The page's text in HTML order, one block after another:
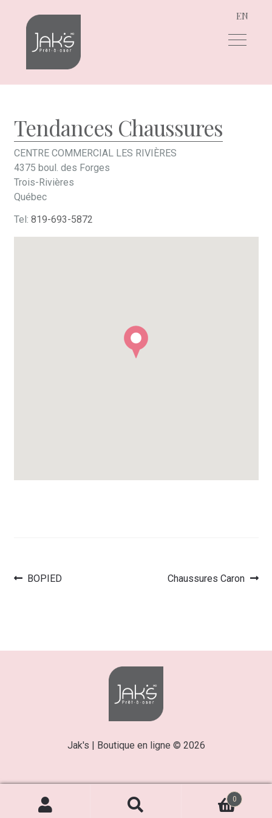
Aller
navigation
Aller
contenu
EN
Tendances Chaussures
CENTRE COMMERCIAL LES RIVIÈRES
4375 boul. des Forges
Trois-Rivières
Québec
Tel: 819-693-5872
Navigation
Article
BOPIED
Article
Chaussures Caron
Jak's | Boutique en ligne © 2026
0